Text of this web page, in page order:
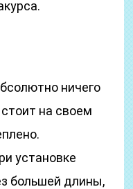
ничего
на своем
установке
большей длины,